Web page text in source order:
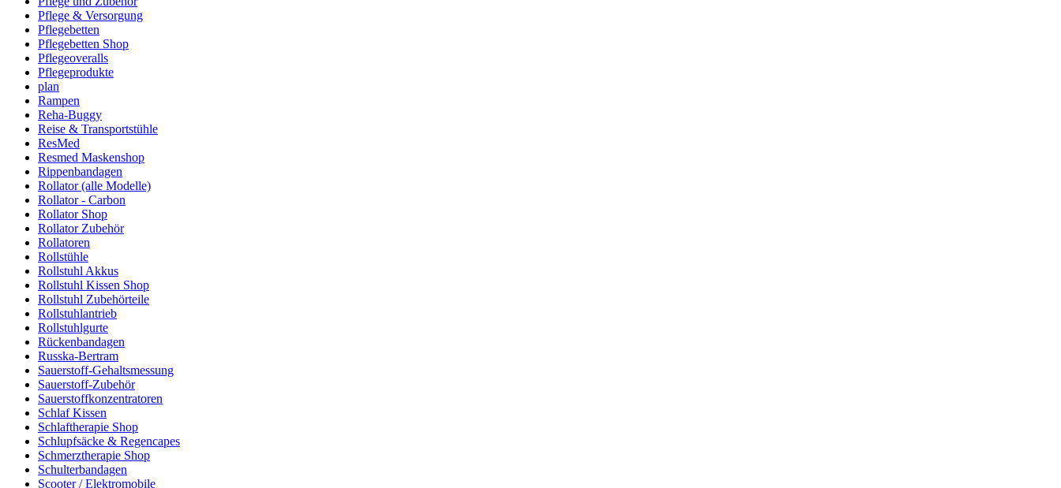
Pflege & Versorgung
Pflegebetten
Pflegebetten Shop
Pflegeoveralls
Pflegeprodukte
plan
Rampen
Reha-Buggy
Reise & Transportstühle
ResMed
Resmed Maskenshop
Rippenbandagen
Rollator (alle Modelle)
Rollator - Carbon
Rollator Shop
Rollator Zubehör
Rollatoren
Rollstühle
Rollstuhl Akkus
Rollstuhl Kissen Shop
Rollstuhl Zubehörteile
Rollstuhlantrieb
Rollstuhlgurte
Rückenbandagen
Russka-Bertram
Sauerstoff-Gehaltsmessung
Sauerstoff-Zubehör
Sauerstoffkonzentratoren
Schlaf Kissen
Schlaftherapie Shop
Schlupfsäcke & Regencapes
Schmerztherapie Shop
Schulterbandagen
Scooter / Elektromobile